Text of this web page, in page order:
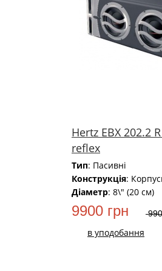
Hertz EBX 202.2
reflex
Тип: Пасивні
Конструкція:
Діаметр: 8\" (20 см)
9900 грн
в уподобання